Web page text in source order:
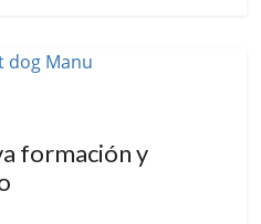
formación y